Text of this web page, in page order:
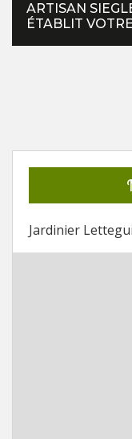
ARTISAN
ÉTABLIT
Jardinier